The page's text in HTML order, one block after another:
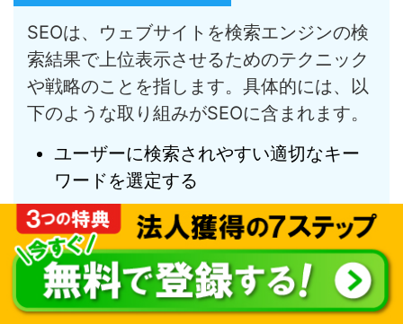
SEOは、ウェブサイトを検索エンジンの検
索結果で上位表示させるためのテクニック
や戦略のことを指します。具体的には、以
下のような取り組みがSEOに含まれます。
ユーザーに検索されやすい適切なキー
ワードを選定する
検索エンジンが内容を正しく把握でき
るようにコンテンツを最適化する
ウェブサイトへの外部からのリンクを
増やすリンクビルディングを行う